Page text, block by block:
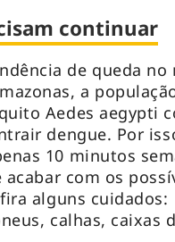
continuar
de queda no
a
Aedes aegypti
dengue. Por
10 minutos
acabar com os
alguns cuidados:
calhas, caixas